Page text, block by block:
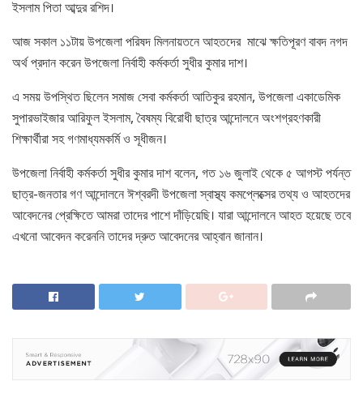
ইসলাম পিতা আব্দুর রশিদ।
আজ সকাল ১১টায় উপজেলা পরিষদ মিলনায়তনে আহতদের মাঝে ক্ষতিপূরণ বাবদ নগদ
অর্থ প্রদান করেন উপজেলা নির্বাহী কর্মকর্তা সুধীর কুমার দাশ।
এ সময় উপস্থিত ছিলেন সমাজ সেবা কর্মকর্তা আতিকুর রহমান, উপজেলা একাডেমিক
সুপারভাইজার আরিফুল ইসলাম, বৈষম্য বিরোধী ছাত্র আন্দোলনে অংশগ্রহণকারী
শিক্ষার্থীরা সহ গণমাধ্যমকর্মি ও সূধীজন।
উপজেলা নির্বাহী কর্মকর্তা সুধীর কুমার দাশ বলেন, গত ১৬ জুলাই থেকে ৫ আগস্ট পর্যন্ত
ছাত্র-জনতার গণ আন্দোলনে ঈশ্বরদী উপজেলা স্বাস্থ্য কমপ্লেক্সের তথ্য ও আহতদের
আবেদনের প্রেক্ষিতে আমরা তাদের পাশে দাঁড়িয়েছি। যারা আন্দোলনে আহত হয়েছে তবে
এখনো আবেদন করেননি তাদের দ্রুত আবেদনের আহ্বান জানান।